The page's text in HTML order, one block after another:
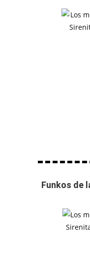
Funkos de